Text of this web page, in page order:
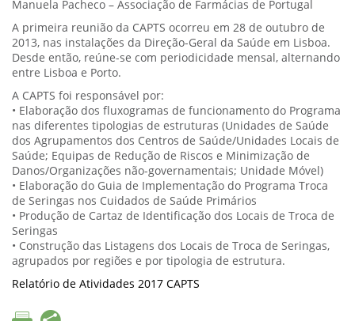
Manuela Pacheco – Associação de Farmácias de Portugal
A primeira reunião da CAPTS ocorreu em 28 de outubro de
2013, nas instalações da Direção-Geral da Saúde em Lisboa.
Desde então, reúne-se com periodicidade mensal, alternando
entre Lisboa e Porto.
A CAPTS foi responsável por:
• Elaboração dos fluxogramas de funcionamento do Programa
nas diferentes tipologias de estruturas (Unidades de Saúde
dos Agrupamentos dos Centros de Saúde/Unidades Locais de
Saúde; Equipas de Redução de Riscos e Minimização de
Danos/Organizações não-governamentais; Unidade Móvel)
• Elaboração do Guia de Implementação do Programa Troca
de Seringas nos Cuidados de Saúde Primários
• Produção de Cartaz de Identificação dos Locais de Troca de
Seringas
• Construção das Listagens dos Locais de Troca de Seringas,
agrupados por regiões e por tipologia de estrutura.
Relatório de Atividades 2017 CAPTS